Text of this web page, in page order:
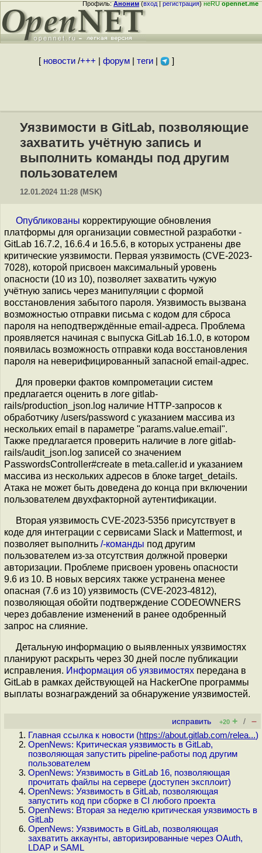
Профиль:Аноним(вход|регистрация)неRUopennet.me
[ новости/+++ форум| теги| ]
Уязвимости в GitLab, позволяющие
захватить учётную запись и
выполнить команды под другим
пользователем
12.01.2024 11:28 (MSK)
Опубликованы корректирующие обновления
платформы для организации совместной разработки -
GitLab 16.7.2, 16.6.4 и 16.5.6, в которых устранены две
критические уязвимости. Первая уязвимость (CVE-2023-
7028), которой присвоен максимальный уровень
опасности (10 из 10), позволяет захватить чужую
учётную запись через манипуляции с формой
восстановления забытого пароля. Уязвимость вызвана
возможностью отправки письма с кодом для сброса
пароля на неподтверждённые email-адреса. Проблема
проявляется начиная с выпуска GitLab 16.1.0, в котором
появилась возможность отправки кода восстановления
пароля на неверифицированный запасной email-адрес.
Для проверки фактов компрометации систем
предлагается оценить в логе gitlab-
rails/production_json.log наличие HTTP-запросов к
обработчику /users/password с указанием массива из
нескольких email в параметре "params.value.email".
Также предлагается проверить наличие в логе gitlab-
rails/audit_json.log записей со значением
PasswordsController#create в meta.caller.id и указанием
массива из нескольких адресов в блоке target_details.
Атака не может быть доведена до конца при включении
пользователем двухфакторной аутентификации.
Вторая уязвимость CVE-2023-5356 присутствует в
коде для интеграции с сервисами Slack и Mattermost, и
позволяет выполнить /-команды под другим
пользователем из-за отсутствия должной проверки
авторизации. Проблеме присвоен уровень опасности
9.6 из 10. В новых версиях также устранена менее
опасная (7.6 из 10) уязвимость (CVE-2023-4812),
позволяющая обойти подтверждение CODEOWNERS
через добавление изменений в ранее одобренный
запрос на слияние.
Детальную информацию о выявленных уязвимостях
планируют раскрыть через 30 дней после публикации
исправления. Информация об уязвимостях передана в
GitLab в рамках действующей на HackerOne программы
выплаты вознаграждений за обнаружение уязвимостей.
исправить +20 + / –
Главная ссылка к новости (https://about.gitlab.com/relea...)
OpenNews: Критическая уязвимость в GitLab,
позволяющая запустить pipeline-работы под другим
пользователем
OpenNews: Уязвимость в GitLab 16, позволяющая
прочитать файлы на сервере (доступен эксплоит)
OpenNews: Уязвимость в GitLab, позволяющая
запустить код при сборке в CI любого проекта
OpenNews: Вторая за неделю критическая уязвимость в
GitLab
OpenNews: Уязвимость в GitLab, позволяющая
захватить аккаунты, авторизированные через OAuth,
LDAP и SAML